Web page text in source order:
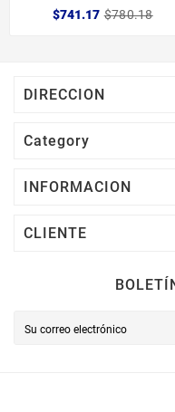
$741.17 $780.18
DIRECCION
Category
INFORMACION
CLIENTE